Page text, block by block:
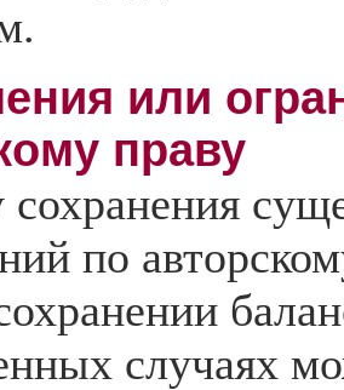
или
праву
сохранения
по
случаях